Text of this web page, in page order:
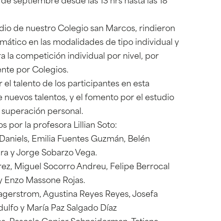
de nuestro Colegio san Marcos, rindieron
en las modalidades de tipo individual y
la competición individual por nivel, por
por Colegios.
talento de los participantes en esta
talentos, y el fomento por el estudio
personal.
por la profesora Lillian Soto:
Emilia Fuentes Guzmán, Belén
y Jorge Sobarzo Vega.
Miguel Socorro Andreu, Felipe Berrocal
Massone Rojas.
Agustina Reyes Reyes, Josefa
y María Paz Salgado Díaz